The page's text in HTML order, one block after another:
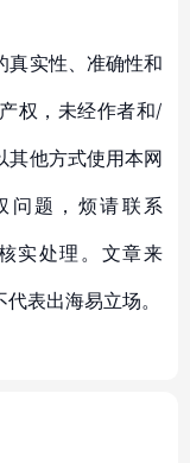
真实性、准确性和
权，未经作者和/
其他方式使用本网
问题，烦请联系
实处理。文章来
表出海易立场。